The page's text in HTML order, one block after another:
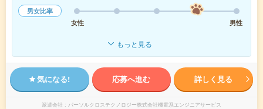
男女比率
女性
男性
もっと見る
気になる! 応募へ進む 詳しく見る
派遣会社 パーソルクロステクノロジー株式会社機電系エンジニアサービス